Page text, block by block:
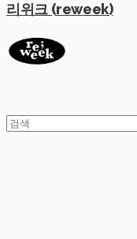
리위크 (reweek)